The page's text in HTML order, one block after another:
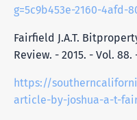
g=5c9b453e-2160-4afd-
Fairfield J.A.T.
Review. - 2015. - Vol. 88.
https://
article-by-joshua-a-t-